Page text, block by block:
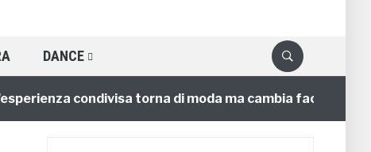
DANCE
condivisa torna di moda ma cambia faccia